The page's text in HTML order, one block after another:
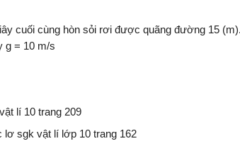
cuối cùng hòn sỏi rơi được quãng đường 15 (m).
g = 10 m/s
lí 10 trang 209
lơ sgk vật lí lớp 10 trang 162